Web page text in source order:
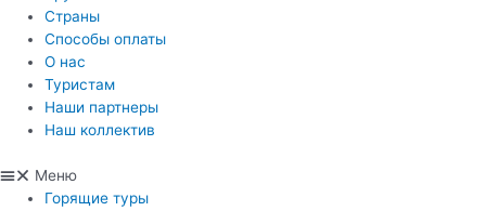
Страны
Способы оплаты
О нас
Туристам
Наши партнеры
Наш коллектив
Меню
Горящие туры